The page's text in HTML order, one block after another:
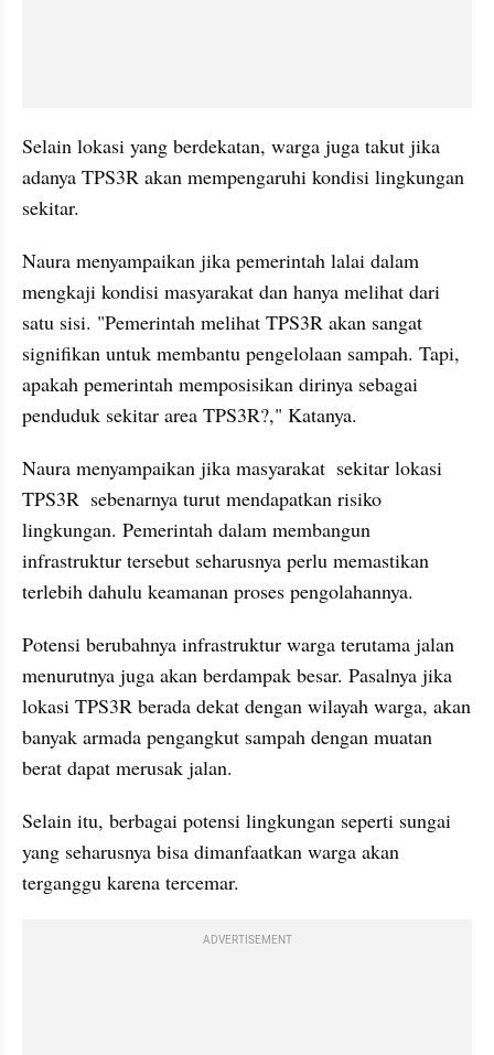
Selain lokasi yang berdekatan, warga juga takut jika
adanya TPS3R akan mempengaruhi kondisi lingkungan
sekitar.
Naura menyampaikan jika pemerintah lalai dalam
mengkaji kondisi masyarakat dan hanya melihat dari
satu sisi. "Pemerintah melihat TPS3R akan sangat
signifikan untuk membantu pengelolaan sampah. Tapi,
apakah pemerintah memposisikan dirinya sebagai
penduduk sekitar area TPS3R?," Katanya.
Naura menyampaikan jika masyarakat  sekitar lokasi
TPS3R  sebenarnya turut mendapatkan risiko
lingkungan. Pemerintah dalam membangun
infrastruktur tersebut seharusnya perlu memastikan
terlebih dahulu keamanan proses pengolahannya.
Potensi berubahnya infrastruktur warga terutama jalan
menurutnya juga akan berdampak besar. Pasalnya jika
lokasi TPS3R berada dekat dengan wilayah warga, akan
banyak armada pengangkut sampah dengan muatan
berat dapat merusak jalan.
Selain itu, berbagai potensi lingkungan seperti sungai
yang seharusnya bisa dimanfaatkan warga akan
terganggu karena tercemar.
ADVERTISEMENT